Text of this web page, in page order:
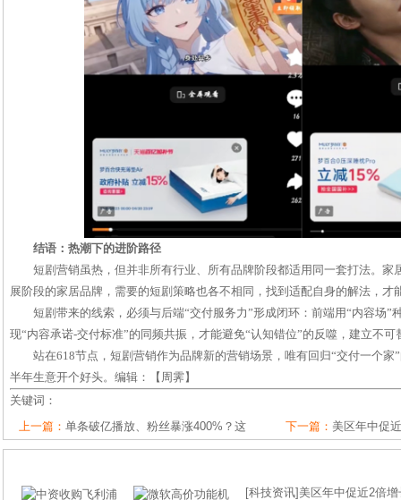
结语：热潮下的进阶路径
短剧营销虽热，但并非所有行业、所有品牌阶段都适用同一套打法。家
展阶段的家居品牌，需要的短剧策略也各不相同，找到适配自身的解法，才
短剧带来的线索，必须与后端“交付服务力”形成闭环：前端用“内容场”
现“内容承诺-交付标准”的同频共振，才能避免“认知错位”的反噬，建立不可
站在618节点，短剧营销作为品牌新的营销场景，唯有回归“交付一个家
半年生意开个好头。编辑：【周霁】
关键词：
上一篇： 单条破亿播放、粉丝暴涨400%？这 下一篇： 美区年中促
[科技资讯] 美区年中促近2倍